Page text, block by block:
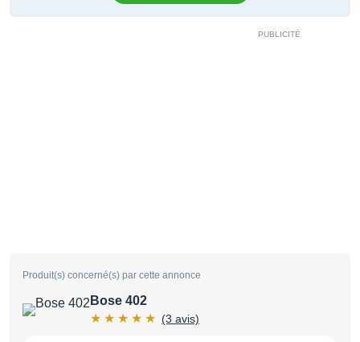
Produit(s) concerné(s) par cette annonce
Bose 402
(3 avis)